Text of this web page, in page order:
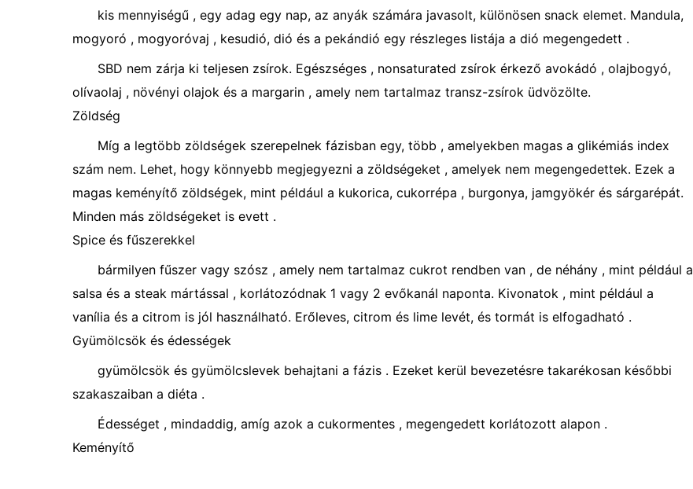
kis mennyiségű , egy adag egy nap, az anyák számára javasolt, különösen snack elemet. Mandula,
mogyoró , mogyoróvaj , kesudió, dió és a pekándió egy részleges listája a dió megengedett .
SBD nem zárja ki teljesen zsírok. Egészséges , nonsaturated zsírok érkező avokádó , olajbogyó,
olívaolaj , növényi olajok és a margarin , amely nem tartalmaz transz-zsírok üdvözölte.
Zöldség
Míg a legtöbb zöldségek szerepelnek fázisban egy, több , amelyekben magas a glikémiás index
szám nem. Lehet, hogy könnyebb megjegyezni a zöldségeket , amelyek nem megengedettek. Ezek a
magas keményítő zöldségek, mint például a kukorica, cukorrépa , burgonya, jamgyökér és sárgarépát.
Minden más zöldségeket is evett .
Spice és fűszerekkel
bármilyen fűszer vagy szósz , amely nem tartalmaz cukrot rendben van , de néhány , mint például a
salsa és a steak mártással , korlátozódnak 1 vagy 2 evőkanál naponta. Kivonatok , mint például a
vanília és a citrom is jól használható. Erőleves, citrom és lime levét, és tormát is elfogadható .
Gyümölcsök és édességek
gyümölcsök és gyümölcslevek behajtani a fázis . Ezeket kerül bevezetésre takarékosan későbbi
szakaszaiban a diéta .
Édességet , mindaddig, amíg azok a cukormentes , megengedett korlátozott alapon .
Keményítő